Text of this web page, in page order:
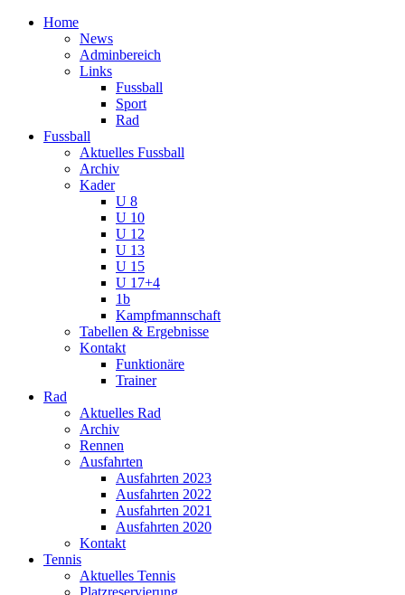
Home
News
Adminbereich
Links
Fussball
Sport
Rad
Fussball
Aktuelles Fussball
Archiv
Kader
U 8
U 10
U 12
U 13
U 15
U 17+4
1b
Kampfmannschaft
Tabellen & Ergebnisse
Kontakt
Funktionäre
Trainer
Rad
Aktuelles Rad
Archiv
Rennen
Ausfahrten
Ausfahrten 2023
Ausfahrten 2022
Ausfahrten 2021
Ausfahrten 2020
Kontakt
Tennis
Aktuelles Tennis
Platzreservierung